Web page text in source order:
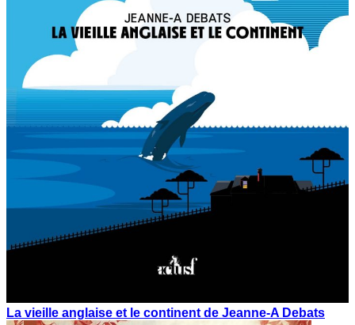
La vieille anglaise et le continent de Jeanne-A Debats